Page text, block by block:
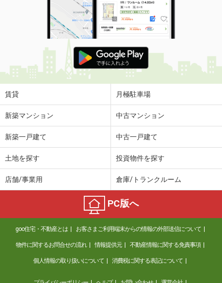
専有面積 54.53m²
間取り
1SLDK
熊本県熊本市南区馬渡２丁目
価 格
4.90万円
住 所
熊本県熊本市南区馬渡２丁目
専有面積
熊本県熊本市中央区九品寺３丁目
6.80万円
熊本県熊本市北区兎谷２丁目
7.50万円
住 所
熊本県熊本市北区兎谷２丁目
専有面積 70.67m²
間取り
3LDK
熊本県熊本市南区薄場１丁目
賃貸 月極駐車場
新築マンション 中古マンション
新築一戸建て 中古一戸建て
土地を探す 投資物件を探す
店舗/事業用 倉庫/トランクルーム
PC版へ
goo住宅・不動産とは お客さまご利用端末からの情報の外部送信について
物件に関するお問合せの流れ 情報提供元 不動産情報に関する免責事項
個人情報の取り扱いについて 消費税に関する表記について